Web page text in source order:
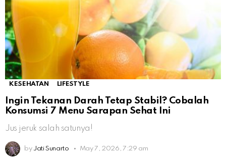
KESEHATAN LIFESTYLE
Ingin Tekanan Darah Tetap Stabil? Cobalah
Konsumsi 7 Menu Sarapan Sehat Ini
Jus jeruk salah satunya!
by Jati Sunarto May 7, 2026, 7:29 am